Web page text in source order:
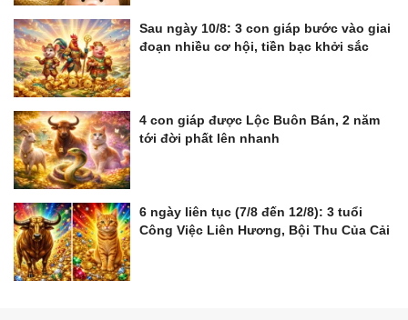
Sau ngày 10/8: 3 con giáp bước vào giai
đoạn nhiều cơ hội, tiền bạc khởi sắc
4 con giáp được Lộc Buôn Bán, 2 năm
tới đời phất lên nhanh
6 ngày liên tục (7/8 đến 12/8): 3 tuổi
Công Việc Liên Hương, Bội Thu Của Cải